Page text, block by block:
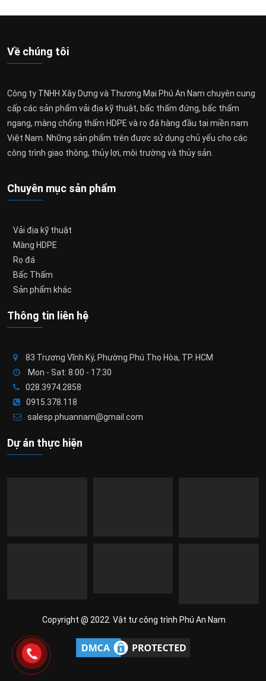
Về chúng tôi
Công ty TNHH Xây Dựng và Thương Mại Phú An Nam chuyên cung
cấp các sản phẩm vải địa kỹ thuật, bấc thấm đứng, bấc thấm
ngang, màng chống thấm HDPE và rọ đá hàng đầu tại miền nam
Việt Nam. Những sản phẩm trên được sử dụng chủ yếu cho các
công trình giao thông, thủy lợi, môi trường và thủy sản.
Chuyên mục sản phẩm
Vải địa kỹ thuật
Màng HDPE
Rọ đá
Bấc Thấm
Sản phẩm khác
Thông tin liên hệ
83 Trương Vĩnh Ký, Phường Phú Thọ Hòa, TP. HCM
Mon - Sat: 8:00 - 17:30
028.3974.2858
0915.378.118
salesp.phuannam@gmail.com
Dự án thực hiện
Copyright @ 2022. Vật tư công trình Phú An Nam